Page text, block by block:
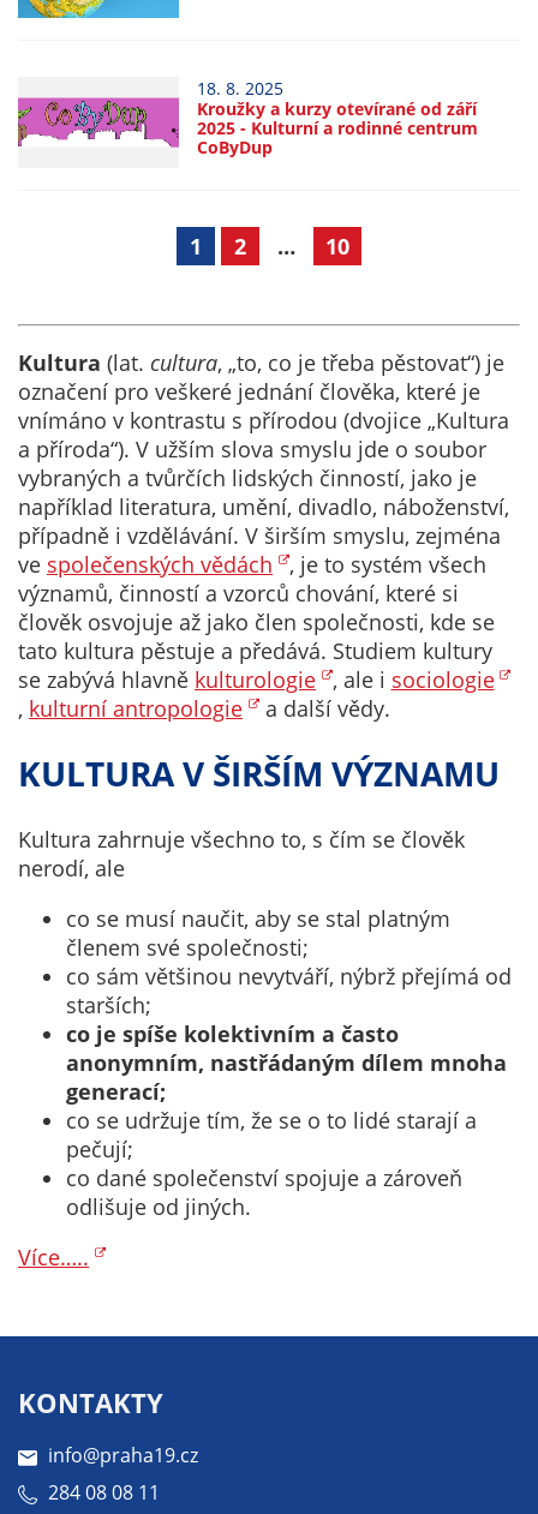
18. 8. 2025
Kroužky a kurzy otevírané od září
2025 - Kulturní a rodinné centrum
CoByDup
1 2 … 10
Kultura (lat. cultura, „to, co je třeba pěstovat“) je
označení pro veškeré jednání člověka, které je
vnímáno v kontrastu s přírodou (dvojice „Kultura
a příroda“). V užším slova smyslu jde o soubor
vybraných a tvůrčích lidských činností, jako je
například literatura, umění, divadlo, náboženství,
případně i vzdělávání. V širším smyslu, zejména
ve společenských vědách
, je to systém všech
významů, činností a vzorců chování, které si
člověk osvojuje až jako člen společnosti, kde se
tato kultura pěstuje a předává. Studiem kultury
se zabývá hlavně kulturologie , ale i sociologie
, kulturní antropologie a další vědy.
KULTURA V ŠIRŠÍM VÝZNAMU
Kultura zahrnuje všechno to, s čím se člověk
nerodí, ale
co se musí naučit, aby se stal platným
členem své společnosti;
co sám většinou nevytváří, nýbrž přejímá od
starších;
co je spíše kolektivním a často
anonymním, nastřádaným dílem mnoha
generací;
co se udržuje tím, že se o to lidé starají a
pečují;
co dané společenství spojuje a zároveň
odlišuje od jiných.
Více…..
KONTAKTY
info@praha19.cz
284 08 08 11
výkonu
kampaní.
Jejich pomocí
počet návštěv
a zdroje
návštěv našich
internetových
stránek. Data
získaná
pomocí
těchto
cookies
zpracováváme
souhrnně, bez
použití
identifikátorů,
které ukazují
na konkrétní
uživatelé
našeho webu.
vypnete
cookies ve
návštěvě,
možnost
analýzy
optimalizace
opatření.
Používáme rovněž